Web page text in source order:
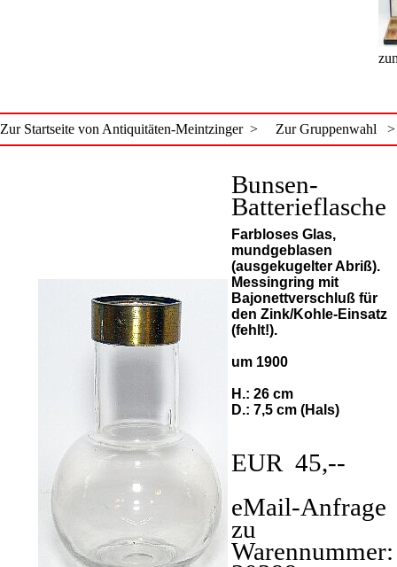
Zur Startseite von Antiquitäten-Meintzinger > Zur Gruppenwahl >
Bunsen-
Batterieflasche
Farbloses Glas,
mundgeblasen
(ausgekugelter Abriß).
Messingring mit
Bajonettverschluß für
den Zink/Kohle-Einsatz
(fehlt!).
um 1900
H.: 26 cm
D.: 7,5 cm (Hals)
EUR 45,--
eMail-Anfrage
zu
Warennummer: